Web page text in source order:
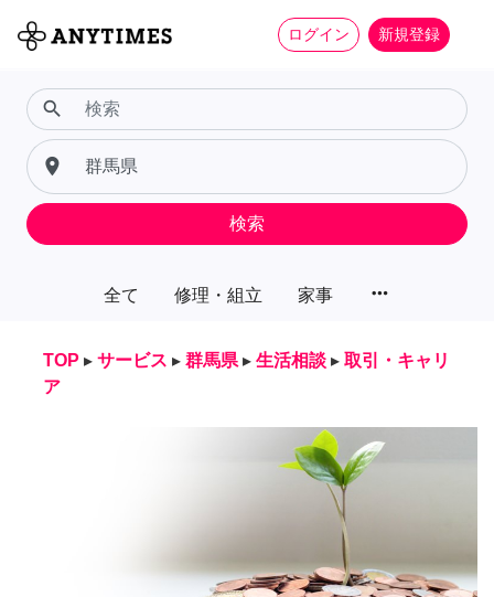
ログイン 新規登録
全て 修理・組立 家事 more_horiz
search
place
検索
TOP ▸ サービス ▸ 群馬県 ▸ 生活相談 ▸ 取引・キャリ
ア